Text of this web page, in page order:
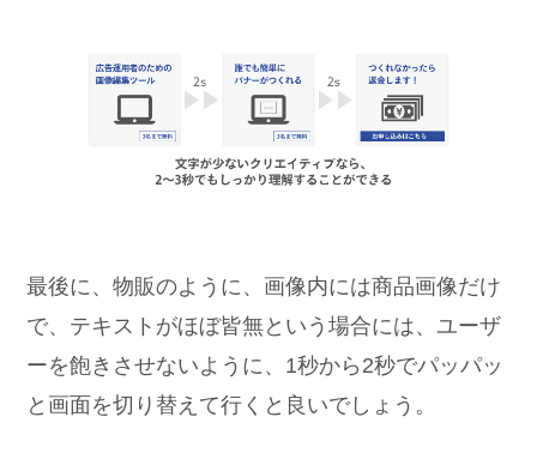
最後に、物販のように、画像内には商品画像だけ
で、テキストがほぼ皆無という場合には、ユーザ
ーを飽きさせないように、1秒から2秒でパッパッ
と画面を切り替えて行くと良いでしょう。